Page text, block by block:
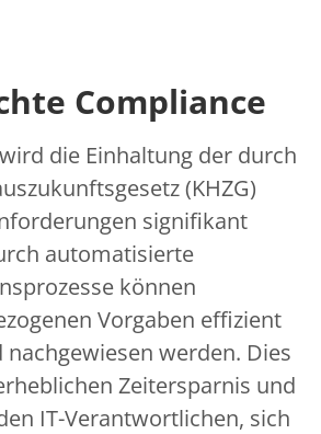
Compliance
die Einhaltung der durch
(KHZG)
signifikant
automatisierte
können
Vorgaben effizient
werden. Dies
Zeitersparnis und
IT-Verantwortlichen, sich